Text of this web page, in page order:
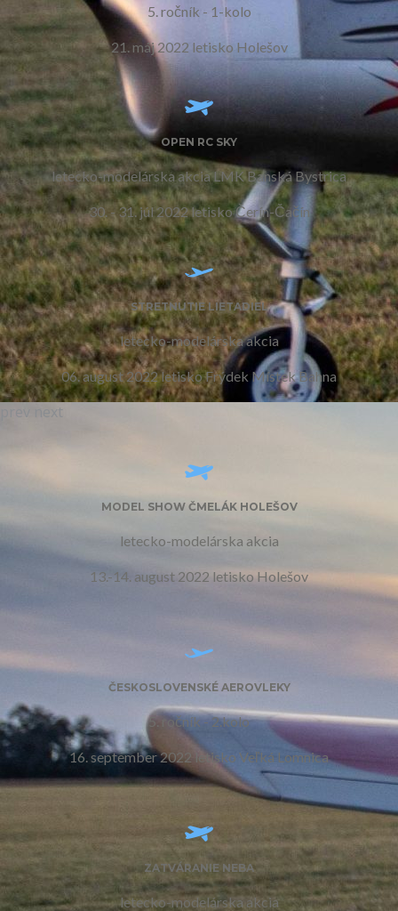
prev next
5. ročník - 1-kolo
21. máj 2022 letisko Holešov
OPEN RC SKY
letecko-modelárska akcia LMK Banská Bystrica
30. - 31. júl 2022 letisko Čerín-Čačín
STRETNUTIE LIETADIEL
letecko-modelárska akcia
06. august 2022 letisko Frýdek Místek Bahna
MODEL SHOW ČMELÁK HOLEŠOV
letecko-modelárska akcia
13.-14. august 2022 letisko Holešov
ČESKOSLOVENSKÉ AEROVLEKY
5. ročník - 2.kolo
16. september 2022 letisko Veľká Lomnica
ZATVÁRANIE NEBA
letecko-modelárska akcia